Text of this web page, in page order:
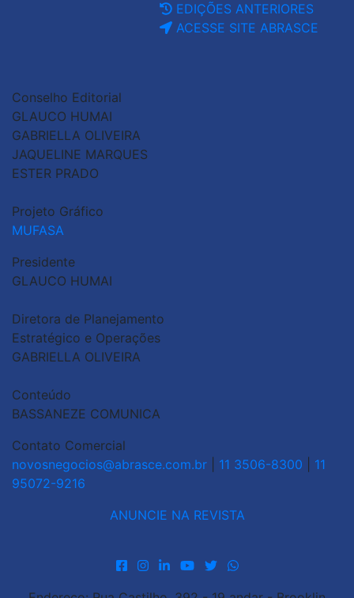
EDIÇÕES ANTERIORES
ACESSE SITE ABRASCE
Conselho Editorial
GLAUCO HUMAI
GABRIELLA OLIVEIRA
JAQUELINE MARQUES
ESTER PRADO
Projeto Gráfico
MUFASA
Presidente
GLAUCO HUMAI
Diretora de Planejamento
Estratégico e Operações
GABRIELLA OLIVEIRA
Conteúdo
BASSANEZE COMUNICA
Contato Comercial
novosnegocios@abrasce.com.br
11 3506-8300
11
95072-9216
ANUNCIE NA REVISTA